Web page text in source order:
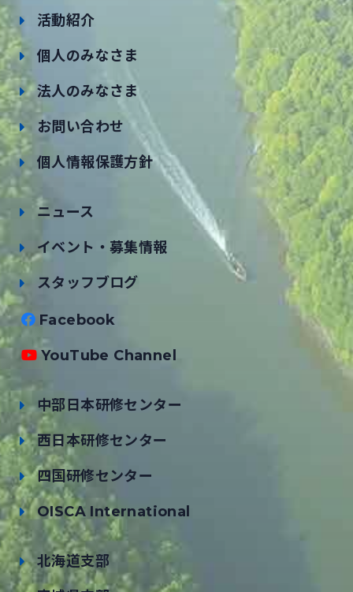
活動紹介
個人のみなさま
法人のみなさま
お問い合わせ
個人情報保護方針
ニュース
イベント・募集情報
スタッフブログ
Facebook
YouTube Channel
中部日本研修センター
西日本研修センター
四国研修センター
OISCA International
北海道支部